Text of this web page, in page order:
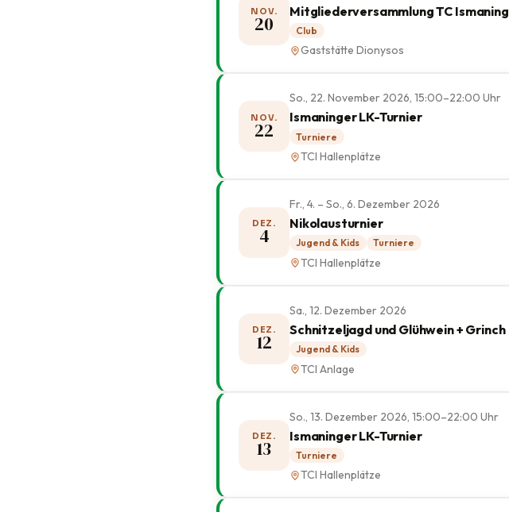
NOV.
20
Mitgliederversammlung TC Ismaning
Club
Gaststätte Dionysos
NOV.
22
So., 22. November 2026, 15:00–22:00 Uhr
Ismaninger LK-Turnier
Turniere
TCI Hallenplätze
DEZ.
4
Fr., 4. – So., 6. Dezember 2026
Nikolausturnier
Jugend & Kids Turniere
TCI Hallenplätze
DEZ.
12
Sa., 12. Dezember 2026
Schnitzeljagd und Glühwein + Grinch
Jugend & Kids
TCI Anlage
DEZ.
13
So., 13. Dezember 2026, 15:00–22:00 Uhr
Ismaninger LK-Turnier
Turniere
TCI Hallenplätze